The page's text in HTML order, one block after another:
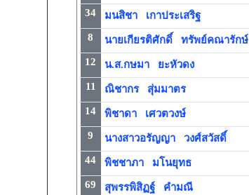
34 มนสิชา เกาประเสริฐ
8 นายเกียรติศักดิ์ ทรัพย์คณารักษ์
12 น.ส.กษมา ยะหัวดง
11 ณิชากร สุ่มมาตร
14 พิชาดา เศวตวงษ์
9 นางสาวอรัญญา วงศ์สวัสดิ์
44 พิชชาภา มโนยุทธ
69 สุพรรพิสิฏฐ์ คำมณี